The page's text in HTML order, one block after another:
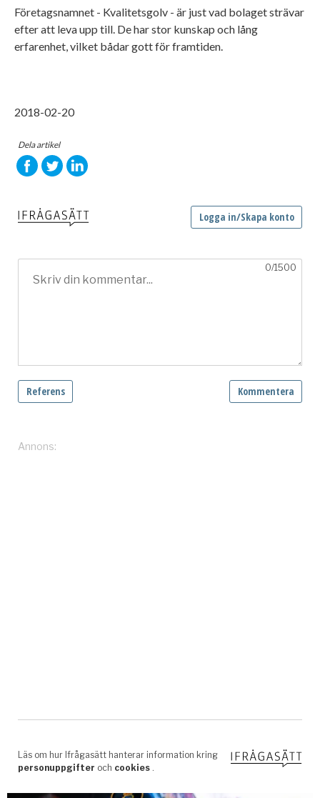
Företagsnamnet - Kvalitetsgolv - är just vad bolaget strävar
efter att leva upp till. De har stor kunskap och lång
erfarenhet, vilket bådar gott för framtiden.
2018-02-20
Dela artikel